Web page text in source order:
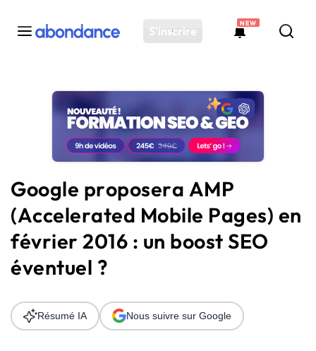
S'inscrire
NEW
Toutes les actus
Actus SEO
Plateforme
Solutions
Ressources
Audit SEO
Google proposera AMP
(Accelerated Mobile Pages) en
février 2016 : un boost SEO
éventuel ?
Résumé IA Nous suivre sur Google